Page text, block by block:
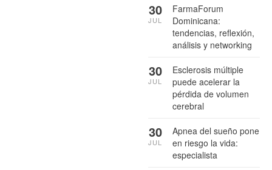
FarmaForum
Dominicana:
tendencias, reflexión,
análisis y networking
30
JUL
Esclerosis múltiple
puede acelerar la
pérdida de volumen
cerebral
30
JUL
Apnea del sueño pone
en riesgo la vida:
especialista
30
JUL